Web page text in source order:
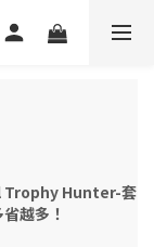
Trophy Hunter-套
越多！